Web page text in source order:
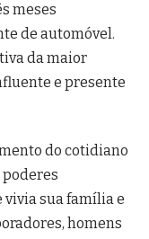
meses
de automóvel.
da maior
e presente
do cotidiano
sua família e
homens